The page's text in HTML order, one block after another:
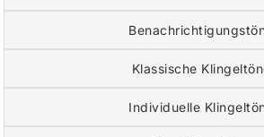
Klassische
Individuelle